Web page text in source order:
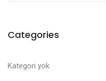
Categories
Kategori yok